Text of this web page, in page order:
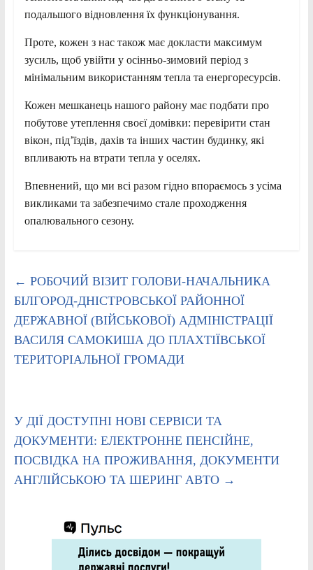
подальшого відновлення їх функціонування.
Проте, кожен з нас також має докласти максимум
зусиль, щоб увійти у осінньо-зимовий період з
мінімальним використанням тепла та енергоресурсів.
Кожен мешканець нашого району має подбати про
побутове утеплення своєї домівки: перевірити стан
вікон, під’їздів, дахів та інших частин будинку, які
впливають на втрати тепла у оселях.
Впевнений, що ми всі разом гідно впораємось з усіма
викликами та забезпечимо стале проходження
опалювального сезону.
← РОБОЧИЙ ВІЗИТ ГОЛОВИ-НАЧАЛЬНИКА
БІЛГОРОД-ДНІСТРОВСЬКОЇ РАЙОННОЇ
ДЕРЖАВНОЇ (ВІЙСЬКОВОЇ) АДМІНІСТРАЦІЇ
ВАСИЛЯ САМОКИША ДО ПЛАХТІЇВСЬКОЇ
ТЕРИТОРІАЛЬНОЇ ГРОМАДИ
У ДІЇ ДОСТУПНІ НОВІ СЕРВІСИ ТА
ДОКУМЕНТИ: ЕЛЕКТРОННЕ ПЕНСІЙНЕ,
ПОСВІДКА НА ПРОЖИВАННЯ, ДОКУМЕНТИ
АНГЛІЙСЬКОЮ ТА ШЕРИНГ АВТО →